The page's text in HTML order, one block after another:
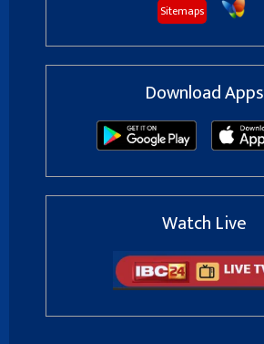
Sitemaps
Download Apps
Watch Live